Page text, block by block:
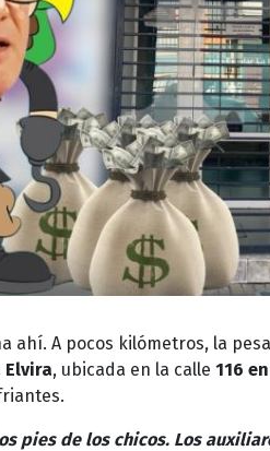
ahí. A pocos kilómetros, la
Elvira, ubicada en la calle 116
pies de los chicos. Los